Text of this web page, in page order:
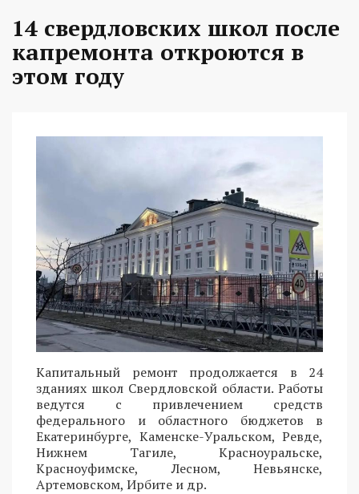
14 свердловских школ после
капремонта откроются в
этом году
Капитальный ремонт продолжается в 24
зданиях школ Свердловской области. Работы
ведутся с привлечением средств
федерального и областного бюджетов в
Екатеринбурге, Каменске-Уральском, Ревде,
Нижнем Тагиле, Красноуральске,
Красноуфимске, Лесном, Невьянске,
Артемовском, Ирбите и др.